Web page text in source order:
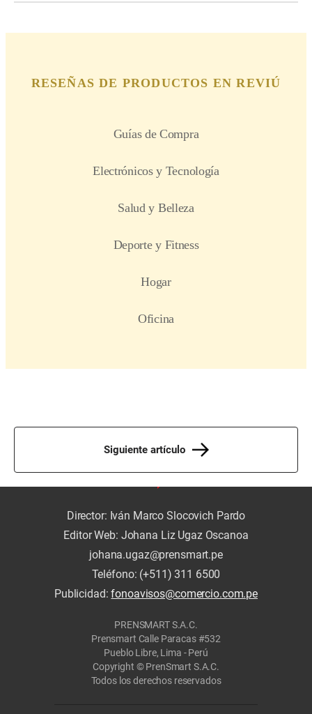
Siguiente artículo
Director: Iván Marco Slocovich Pardo
Editor Web: Johana Liz Ugaz Oscanoa
johana.ugaz@prensmart.pe
Teléfono: (+511) 311 6500
Publicidad:fonoavisos@comercio.com.pe
PRENSMART S.A.C.
Prensmart Calle Paracas #532
Pueblo Libre, Lima - Perú
Copyright © PrenSmart S.A.C.
Todos los derechos reservados